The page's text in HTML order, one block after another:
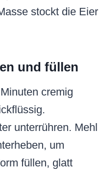
stockt die Eier
und füllen
cremig
unterrühren. Mehl
um
füllen, glatt